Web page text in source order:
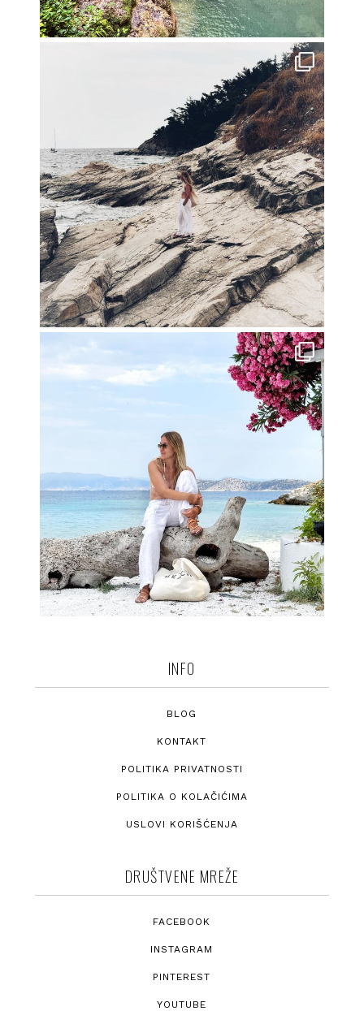
INFO
BLOG
KONTAKT
POLITIKA PRIVATNOSTI
POLITIKA O KOLAČIĆIMA
USLOVI KORIŠĆENJA
DRUŠTVENE MREŽE
FACEBOOK
INSTAGRAM
PINTEREST
YOUTUBE